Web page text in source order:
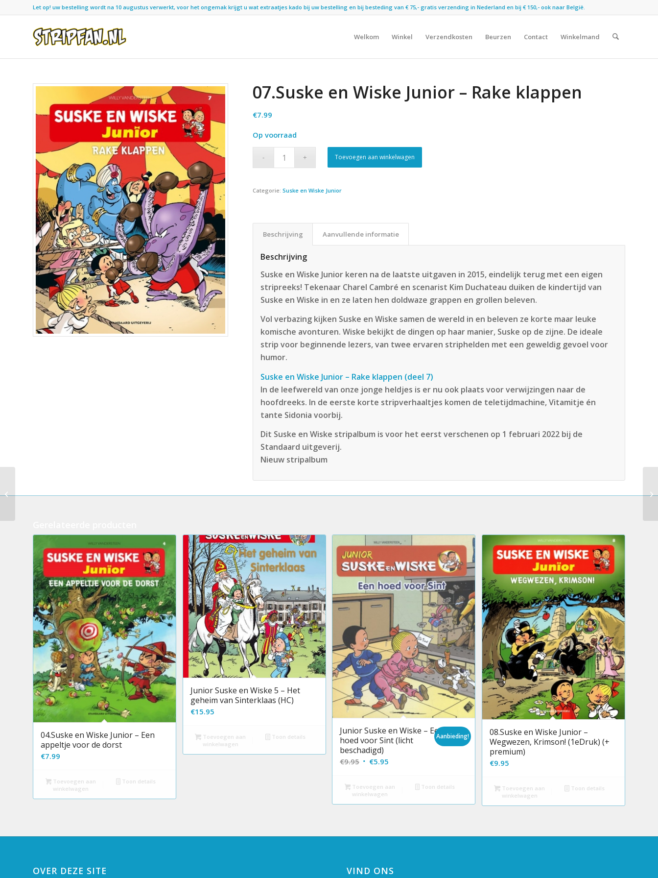
Let op! uw bestelling wordt na 10 augustus verwerkt, voor het ongemak krijgt u wat extraatjes kado bij uw bestelling en bij besteding van € 75,- gratis verzending in Nederland en bij € 150,- ook naar België.
Welkom Winkel Verzendkosten Beurzen Contact Winkelmand
07.Suske en Wiske Junior – Rake klappen
€7.99
Op voorraad
Toevoegen aan winkelwagen
Categorie:Suske en Wiske Junior
Beschrijving Aanvullende informatie
Beschrijving
Suske en Wiske Junior keren na de laatste uitgaven in 2015, eindelijk terug met een eigen
stripreeks! Tekenaar Charel Cambré en scenarist Kim Duchateau duiken de kindertijd van
Suske en Wiske in en ze laten hen doldwaze grappen en grollen beleven.
Vol verbazing kijken Suske en Wiske samen de wereld in en beleven ze korte maar leuke
komische avonturen. Wiske bekijkt de dingen op haar manier, Suske op de zijne. De ideale
strip voor beginnende lezers, van twee ervaren striphelden met een geweldig gevoel voor
humor.
Suske en Wiske Junior – Rake klappen (deel 7)
In de leefwereld van onze jonge heldjes is er nu ook plaats voor verwijzingen naar de
hoofdreeks. In de eerste korte stripverhaaltjes komen de teletijdmachine, Vitamitje én
tante Sidonia voorbij.
Dit Suske en Wiske stripalbum is voor het eerst verschenen op 1 februari 2022 bij de
Standaard uitgeverij.
Nieuw stripalbum
04.Suske en Wiske Junior – Een
appeltje voor de dorst
€7.99
Toevoegen aan
winkelwagen
Toon details
Junior Suske en Wiske 5 – Het
geheim van Sinterklaas (HC)
€15.95
Toevoegen aan
winkelwagen
Toon details
Junior Suske en Wiske – Een
hoed voor Sint (licht
beschadigd)
€9.95 Oorspronkelijke
was:
€9.95.
€5.95
is:
Aanbieding!
Toevoegen aan
winkelwagen
Toon details
08.Suske en Wiske Junior –
Wegwezen, Krimson! (1eDruk) (+
premium)
€9.95
Toevoegen aan
winkelwagen
Toon details
OVER DEZE SITE VIND ONS